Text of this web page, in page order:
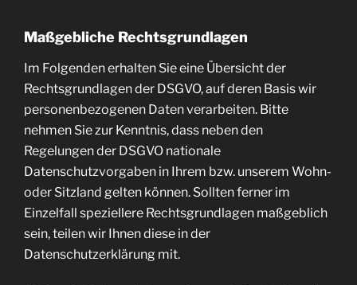
Maßgebliche Rechtsgrundlagen
Im Folgenden erhalten Sie eine Übersicht der
Rechtsgrundlagen der DSGVO, auf deren Basis wir
personenbezogenen Daten verarbeiten. Bitte
nehmen Sie zur Kenntnis, dass neben den
Regelungen der DSGVO nationale
Datenschutzvorgaben in Ihrem bzw. unserem Wohn-
oder Sitzland gelten können. Sollten ferner im
Einzelfall speziellere Rechtsgrundlagen maßgeblich
sein, teilen wir Ihnen diese in der
Datenschutzerklärung mit.